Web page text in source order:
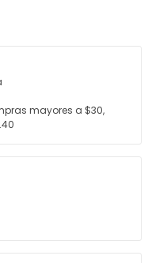
mayores a $30,